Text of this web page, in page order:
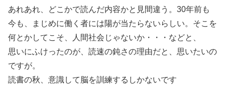
あれあれ、どこかで読んだ内容かと見間違う。30年前も
今も、まじめに働く者には陽が当たらないらしい。そこを
何とかしてこそ、人間社会じゃないか・・・などと、
思いにふけったのが、読速の鈍さの理由だと、思いたいの
ですが。
読書の秋、意識して脳を訓練するしかないです